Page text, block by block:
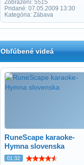
Zobrazení: 5515
Pridané: 07.05.2009 13:30
Kategória: Zábava
Obľúbené videá
RuneScape karaoke-
Hymna slovenska
01:32